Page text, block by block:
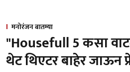
मनोरंजन बातम्या
"Housefull 5 कसा
थेट थिएटर बाहेर जाऊन